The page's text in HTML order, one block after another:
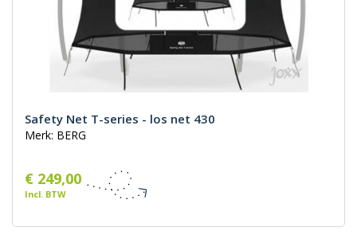
Safety Net T-series - los net 430
Merk: BERG
€ 249,00
Incl. BTW